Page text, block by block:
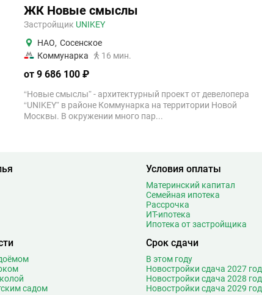
ЖК Новые смыслы
Застройщик UNIKEY
НАО, Сосенское
Коммунарка
16 мин.
от 9 686 100 ₽
“Новые смыслы” - архитектурный проект от девелопера
“UNIKEY” в районе Коммунарка на территории Новой
Москвы. В окружении много пар...
садом
Условия оплаты
Материнский капитал
Семейная ипотека
Рассрочка
ИТ-ипотека
Ипотека от застройщика
Срок сдачи
В этом году
Новостройки сдача 2027 год
Новостройки сдача 2028 год
Новостройки сдача 2029 год